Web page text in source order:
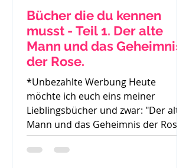
Bücher die du kennen
musst - Teil 1. Der alte
Mann und das Geheimnis
der Rose.
*Unbezahlte Werbung Heute
möchte ich euch eins meiner
Lieblingsbücher und zwar: "Der alte
Mann und das Geheimnis der Rose"
von Mark...